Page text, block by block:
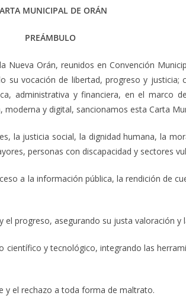
MUNICIPAL DE ORÁN
PREÁMBULO
Orán, reunidos en Convención
su vocación de libertad, progreso y
administrativa y financiera, en el marco
y digital, sancionamos esta Carta
la justicia social, la dignidad humana, la
personas con discapacidad y sectores
a la información pública, la rendición de
progreso, asegurando su justa valoración y
y tecnológico, integrando las
y el rechazo a toda forma de maltrato.